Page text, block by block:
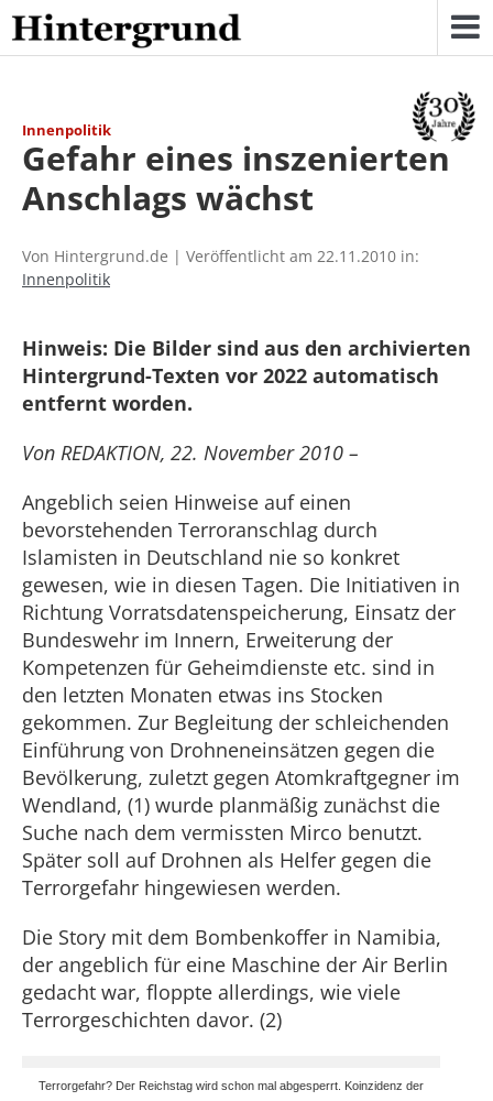
Skip
to
content
Innenpolitik
Gefahr eines inszenierten
Anschlags wächst
Von Hintergrund.de | Veröffentlicht am 22.11.2010 in:
Innenpolitik
Hinweis: Die Bilder sind aus den archivierten
Hintergrund-Texten vor 2022 automatisch
entfernt worden.
Von REDAKTION, 22. November 2010 –
Angeblich seien Hinweise auf einen
bevorstehenden Terroranschlag durch
Islamisten in Deutschland nie so konkret
gewesen, wie in diesen Tagen. Die Initiativen in
Richtung Vorratsdatenspeicherung, Einsatz der
Bundeswehr im Innern, Erweiterung der
Kompetenzen für Geheimdienste etc. sind in
den letzten Monaten etwas ins Stocken
gekommen. Zur Begleitung der schleichenden
Einführung von Drohneneinsätzen gegen die
Bevölkerung, zuletzt gegen Atomkraftgegner im
Wendland, (1) wurde planmäßig zunächst die
Suche nach dem vermissten Mirco benutzt.
Später soll auf Drohnen als Helfer gegen die
Terrorgefahr hingewiesen werden.
Die Story mit dem Bombenkoffer in Namibia,
der angeblich für eine Maschine der Air Berlin
gedacht war, floppte allerdings, wie viele
Terrorgeschichten davor. (2)
Terrorgefahr? Der Reichstag wird schon mal abgesperrt. Koinzidenz der